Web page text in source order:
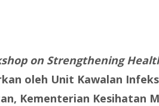
on Strengthening
oleh Unit Kawalan
Kementerian Kesihatan